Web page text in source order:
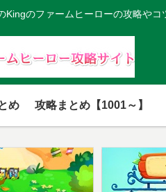
のファームヒーローの攻略やコ
め 攻略まとめ【1001～】